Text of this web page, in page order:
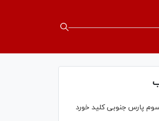
سوم پارس جنوبی کلید خورد